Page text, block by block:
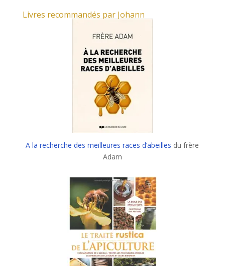
Livres recommandés par Johann
A la recherche des meilleures races d’abeilles du frère
Adam